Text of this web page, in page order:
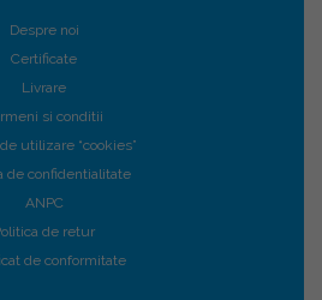
Despre noi
Certificate
Livrare
si conditii
utilizare “cookies”
de confidentialitate
ANPC
de retur
de conformitate